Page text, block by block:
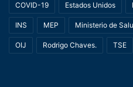
COVID-19 Estados Unidos
INS MEP Ministerio de
OIJ Rodrigo Chaves. TSE